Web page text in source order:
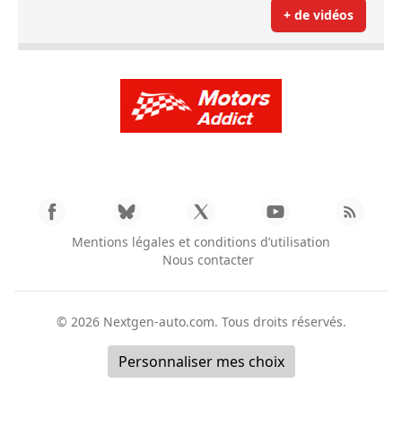
+ de vidéos
Mentions légales et conditions d’utilisation
Nous contacter
© 2026 Nextgen-auto.com. Tous droits réservés.
Personnaliser mes choix